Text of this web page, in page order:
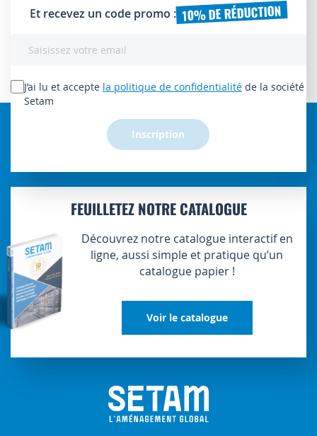
Et recevez un code promo : 10% DE RÉDUCTION
lettre
d’information
J’ai lu et accepte la politique de confidentialité de la société
Setam
Inscription
FEUILLETEZ NOTRE CATALOGUE
Découvrez notre catalogue interactif en
ligne, aussi simple et pratique qu’un
catalogue papier !
Voir le catalogue